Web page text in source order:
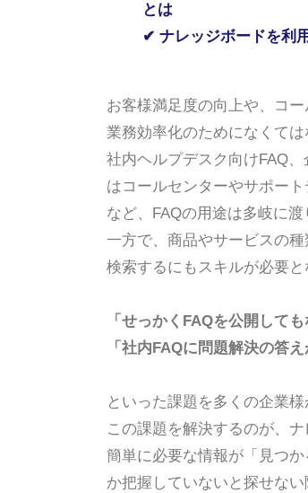
とは
✔ ナレッジボードを利
お客様満足度の向上や、コ
業務効率化のためになくて
社内ヘルプデスク向けFAQ
はコールセンターやサポー
など、FAQの用途は多岐に渡
一方で、商品やサービスの種
検索するにもスキルが必要と
「せっかくFAQを公開して
「社内FAQに問題解決の答
といった課題を多くの企業様
この課題を解決するのが、
簡単に必要な情報が「見つ
か把握していないと探せな